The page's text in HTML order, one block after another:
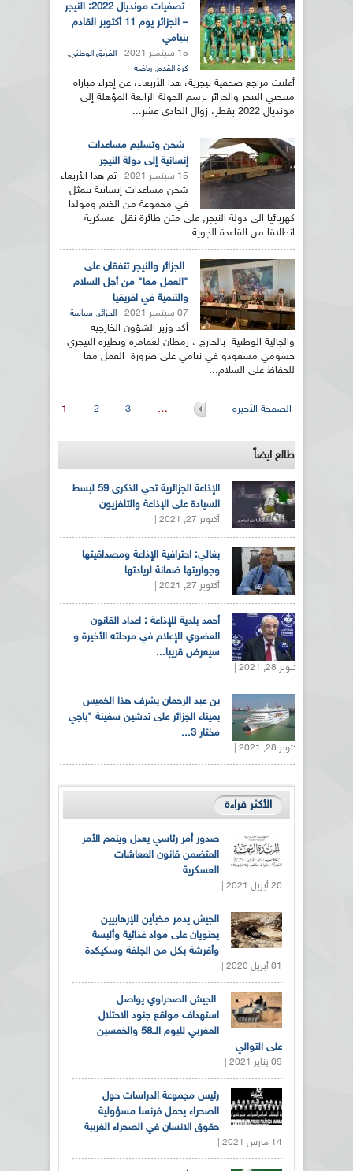
تصفيات مونديال 2022: النيجر
– الجزائر يوم 11 أكتوبر القادم
بنيامي
15 سبتمبر 2021 الفريق الوطني,
كرة القدم, رياضة
أعلنت مراجع صحفية نيجرية، هذا الأربعاء، عن إجراء مباراة
منتخبي النيجر والجزائر برسم الجولة الرابعة المؤهلة إلى
مونديال 2022 بقطر، زوال الحادي عشر...
شحن وتسليم مساعدات
إنسانية إلى دولة النيجر
15 سبتمبر 2021
تم هذا الأربعاء
شحن مساعدات إنسانية تتمثل
في مجموعة من الخيم ومولدا
كهربائيا الى دولة النيجر, على متن طائرة نقل عسكرية
انطلاقا من القاعدة الجوية...
الجزائر والنيجر تتفقان على
"العمل معا" من أجل السلام
والتنمية في افريقيا
07 سبتمبر 2021 الجزائر, سياسة
أكد وزير الشؤون الخارجية
والجالية الوطنية بالخارج ، رمطان لعمامرة ونظيره النيجري
حسومي مسعودو في نيامي على ضرورة العمل معا
للحفاظ على السلام...
الصفحات 1 2 3 … الصفحة الأخيرة
طالع ايضاً
الإذاعة الجزائرية تحي الذكرى 59 لبسط
السيادة على الإذاعة والتلفزيون
أكتوبر 27, 2021 |
بغالي: احترافية الإذاعة ومصداقيتها
وجواريتها ضمانة لريادتها
أكتوبر 27, 2021 |
أحمد بلدية للإذاعة : اعداد القانون
العضوي للإعلام في مرحلته الأخيرة و
سيعرض قريبا...
أكتوبر 28, 2021 |
بن عبد الرحمان يشرف هذا الخميس
بميناء الجزائر على تدشين سفينة "باجي
مختار 3...
أكتوبر 28, 2021 |
الأكثر قراءة
صدور أمر رئاسي يعدل ويتمم الأمر
المتضمن قانون المعاشات
العسكرية
20 أبريل 2021 |
الجيش يدمر مخبأين للإرهابيين
يحتويان على مواد غذائية وألبسة
وأفرشة بكل من الجلفة وسكيكدة
01 أبريل 2020 |
الجيش الصحراوي يواصل
استهداف مواقع جنود الاحتلال
المغربي لليوم الــ58 والخمسين
على التوالي
09 يناير 2021 |
رئيس مجموعة الدراسات حول
الصحراء يحمل فرنسا مسؤولية
حقوق الانسان في الصحراء الغربية
14 مارس 2021 |